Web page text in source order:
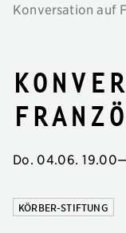
Konversation auf
Do. 04.06. 19.00
KÖRBER-STIFTUNG